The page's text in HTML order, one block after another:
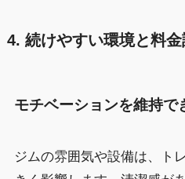
4. 続けやすい環境と料
モチベーションを維持で
ジムの雰囲気や設備は、ト